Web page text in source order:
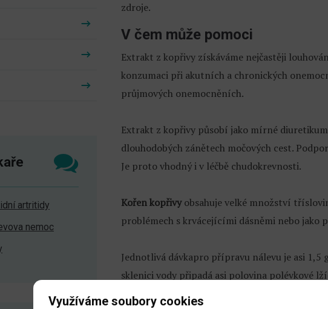
zdroje.
V čem může pomoci
Extrakt z kopřivy získáváme nejčastěji
konzumaci při akutních a chronických
průjmových onemocněních.
Extrakt z kopřivy působí jako mírné
dlouhodobých zánětech močových cest.
Je proto vhodný i v léčbě chudokrevnosti.
Kořen kopřivyobsahuje velké množství
problémech s krvácejícími dásněmi nebo jako
Jednotlivá dávkapro přípravu nálevu je asi 1,5
sklenici vody připadá asi polovina polévkové
přísada do koupele - se používá
artritidy
nemoc
Využíváme soubory cookies